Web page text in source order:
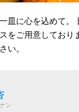
皿に心を込めて
をご用意してお
い。
ン